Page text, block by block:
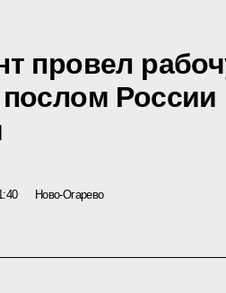
провел
России
Ново-Огарево